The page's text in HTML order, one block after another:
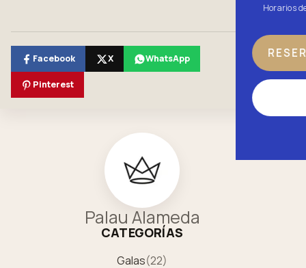
Horarios
Facebook X WhatsApp
Pinterest
Palau Alameda
CATEGORÍAS
Galas(22)